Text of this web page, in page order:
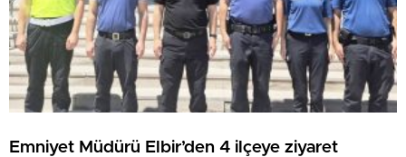
Emniyet Müdürü Elbir’den 4 ilçeye ziyaret